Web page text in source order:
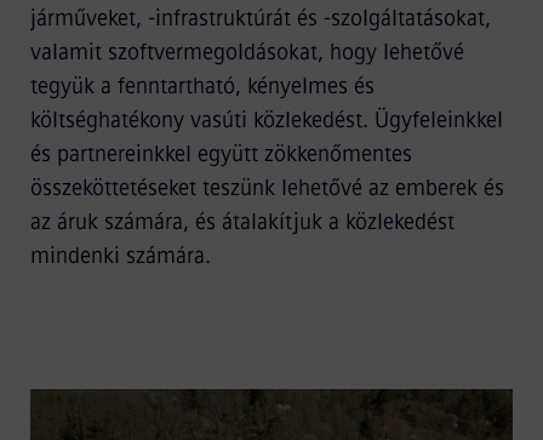
járműveket, -infrastruktúrát és -szolgáltatásokat,
valamit szoftvermegoldásokat, hogy lehetővé
tegyük a fenntartható, kényelmes és
költséghatékony vasúti közlekedést. Ügyfeleinkkel
és partnereinkkel együtt zökkenőmentes
összeköttetéseket teszünk lehetővé az emberek és
az áruk számára, és átalakítjuk a közlekedést
mindenki számára.